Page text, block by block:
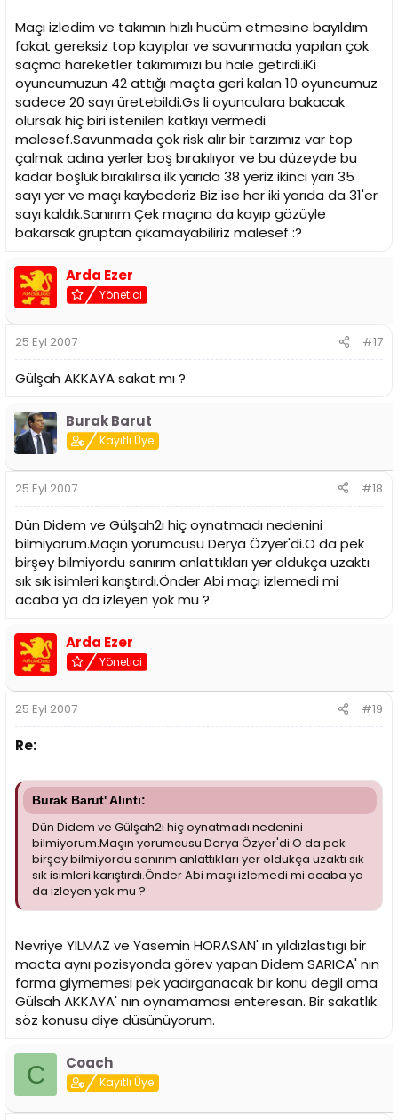
Maçı izledim ve takımın hızlı hucüm etmesine bayıldım
fakat gereksiz top kayıplar ve savunmada yapılan çok
saçma hareketler takımımızı bu hale getirdi.iKi
oyuncumuzun 42 attığı maçta geri kalan 10 oyuncumuz
sadece 20 sayı üretebildi.Gs li oyunculara bakacak
olursak hiç biri istenilen katkıyı vermedi
malesef.Savunmada çok risk alır bir tarzımız var top
çalmak adına yerler boş bırakılıyor ve bu düzeyde bu
kadar boşluk bırakılırsa ilk yarıda 38 yeriz ikinci yarı 35
sayı yer ve maçı kaybederiz Biz ise her iki yarıda da 31'er
sayı kaldık.Sanırım Çek maçına da kayıp gözüyle
bakarsak gruptan çıkamayabiliriz malesef :?
Arda Ezer
Yönetici
25 Eyl 2007 #17
Gülşah AKKAYA sakat mı ?
Burak Barut
Kayıtlı Üye
25 Eyl 2007 #18
Dün Didem ve Gülşah2ı hiç oynatmadı nedenini
bilmiyorum.Maçın yorumcusu Derya Özyer'di.O da pek
birşey bilmiyordu sanırım anlattıkları yer oldukça uzaktı
sık sık isimleri karıştırdı.Önder Abi maçı izlemedi mi
acaba ya da izleyen yok mu ?
Arda Ezer
Yönetici
25 Eyl 2007 #19
Re:
Burak Barut' Alıntı:
Dün Didem ve Gülşah2ı hiç oynatmadı nedenini
bilmiyorum.Maçın yorumcusu Derya Özyer'di.O da pek
birşey bilmiyordu sanırım anlattıkları yer oldukça uzaktı sık
sık isimleri karıştırdı.Önder Abi maçı izlemedi mi acaba ya
da izleyen yok mu ?
Nevriye YILMAZ ve Yasemin HORASAN' ın yıldızlastıgı bir
macta aynı pozisyonda görev yapan Didem SARICA' nın
forma giymemesi pek yadırganacak bir konu degil ama
Gülsah AKKAYA' nın oynamaması enteresan. Bir sakatlık
söz konusu diye düsünüyorum.
C Coach
Kayıtlı Üye